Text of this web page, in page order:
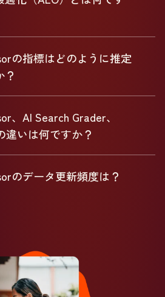
の指標はどのように推定
？
、AI Search Grader、
違いは何ですか？
のデータ更新頻度は？